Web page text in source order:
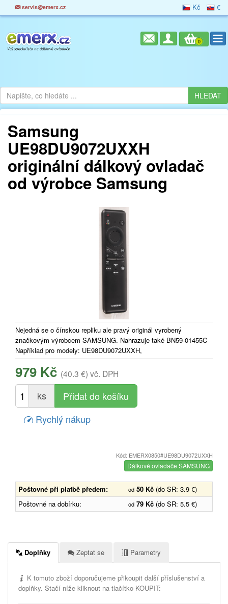
servis@emerx.cz Kč €
0
Samsung
UE98DU9072UXXH
originální dálkový ovladač
od výrobce Samsung
Nejedná se o čínskou repliku ale pravý originál vyrobený
značkovým výrobcem SAMSUNG. Nahrazuje také BN59-01455C
Například pro modely: UE98DU9072UXXH,
979 Kč (40.3 €) vč. DPH
ks
Rychlý nákup
Kód: EMERX0850#UE98DU9072UXXH
Dálkové ovladače SAMSUNG
Poštovné při platbě předem: od 50 Kč (do SR: 3.9 €)
Poštovné na dobírku:
od 79 Kč (do SR: 5.5 €)
Doplňky Zeptat se Parametry
K tomuto zboží doporučujeme přikoupit další příslušenství a
doplňky. Stačí níže kliknout na tlačítko KOUPIT: